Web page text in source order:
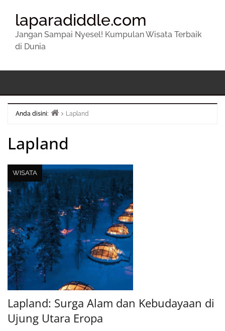
laparadiddle.com
Jangan Sampai Nyesel! Kumpulan Wisata Terbaik
di Dunia
Anda disini:
Lapland
Lapland
WISATA
Lapland: Surga Alam dan Kebudayaan di
Ujung Utara Eropa